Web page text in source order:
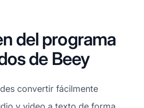
del programa
de Beey
convertir fácilmente